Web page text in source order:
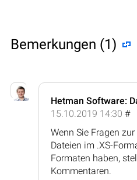
Bemerkungen (1)
Hetman Software:
15.10.2019 14:30 #
Wenn Sie Fragen
Dateien im .XS-
Formaten haben,
Kommentaren.